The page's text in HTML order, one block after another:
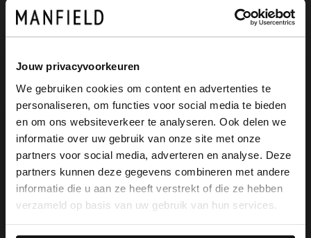
Jouw privacyvoorkeuren
We gebruiken cookies om content en advertenties te
personaliseren, om functies voor social media te bieden
en om ons websiteverkeer te analyseren. Ook delen we
informatie over uw gebruik van onze site met onze
partners voor social media, adverteren en analyse. Deze
partners kunnen deze gegevens combineren met andere
informatie die u aan ze heeft verstrekt of die ze hebben
verzameld op basis van uw gebruik van hun services.
Manfield
Schwarze Lederstiefel mit Absatz
199.99
Manfield
Schwarze Lederstiefel
200.00
100.00
×
View this website in English?
It looks like your language isn't Dutch. Would
you like to switch to English?